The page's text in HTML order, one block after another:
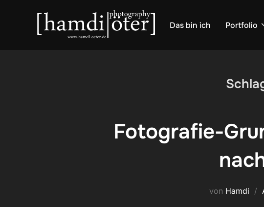
Das bin ich Portfolio
Fotografie-
von Hamdi